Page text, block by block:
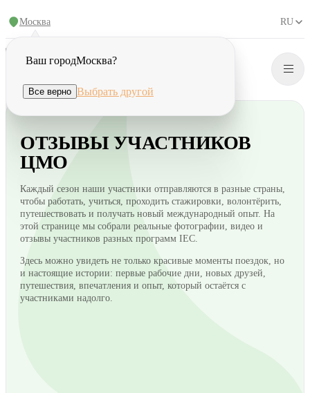
Москва
Ваш городМосква?
Все верно Выбрать другой
RU
ОТЗЫВЫ УЧАСТНИКОВ
ЦМО
Каждый сезон наши участники отправляются в разные страны,
чтобы работать, учиться, проходить стажировки, волонтёрить,
путешествовать и получать новый международный опыт. На
этой странице мы собрали реальные фотографии, видео и
отзывы участников разных программ IEC.
Здесь можно увидеть не только красивые моменты поездок, но
и настоящие истории: первые рабочие дни, новых друзей,
путешествия, впечатления и опыт, который остаётся с
участниками надолго.